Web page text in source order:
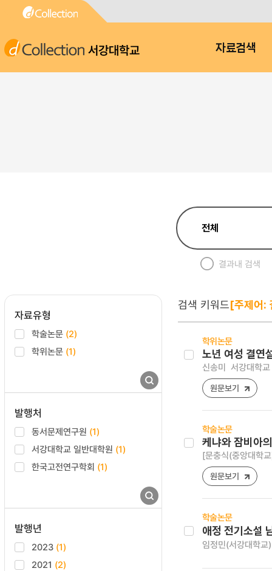
서강대학교 자료검색
결과내 검색
자료유형
학술논문 (2)
학위논문 (1)
발행처
동서문제연구원 (1)
서강대학교 일반대학원 (1)
한국고전연구학회 (1)
발행년
2023 (1)
2021 (2)
검색 키워드[주제어:
학위논문
노년 여성 결연
신송미 서강대학
원문보기
학술논문
케냐와 잠비아
[문충식(중앙대학
원문보기
학술논문
애정 전기소설
임정민(서강대학교)